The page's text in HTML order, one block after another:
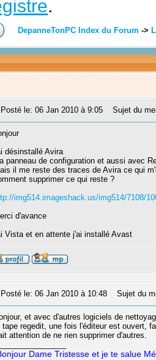
.
DepanneTonPC Index du Forum ->
Posté le: 06 Jan 2010 à 9:05 Sujet du
désinstallé Avira
panneau de configuration et aussi avec
il me reste des traces de Avira ce qui
supprimer ce qui reste ?
img514.imageshack.us/img514/7108/
d'avance
Vista et en attente j'ai installé Avast
Posté le: 06 Jan 2010 à 10:48 Sujet du
et avec d'autres logiciels de
tape regedit, une fois l'éditeur est ouvert,
attention de ne rien supprimer d'autres.
Dame Tristesse et je te salue